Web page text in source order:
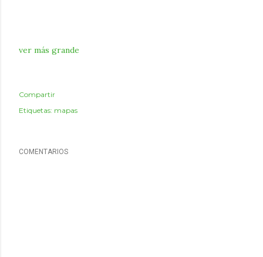
ver más grande
Compartir
Etiquetas: mapas
COMENTARIOS